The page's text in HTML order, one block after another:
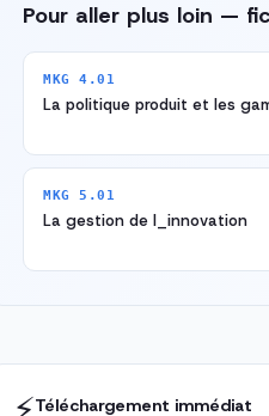
Pour aller plus loin —
MKG 4.01
La politique produit et les
MKG 5.01
La gestion de l_innovation
Téléchargement immédiat